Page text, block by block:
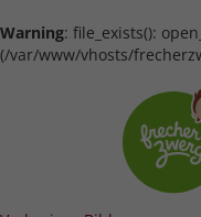
Warning: file_exists():
(/var/www/vhosts/